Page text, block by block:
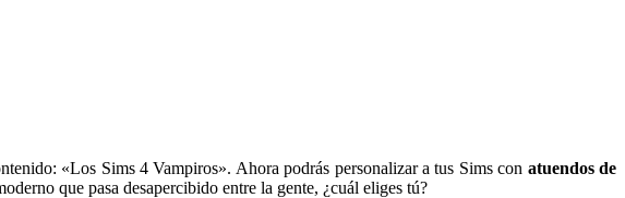
«Los Sims 4 Vampiros». Ahora podrás personalizar a tus Sims con atuendos de
que pasa desapercibido entre la gente, ¿cuál eliges tú?